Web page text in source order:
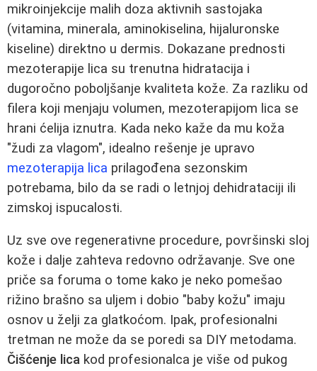
mikroinjekcije malih doza aktivnih sastojaka
(vitamina, minerala, aminokiselina, hijaluronske
kiseline) direktno u dermis. Dokazane prednosti
mezoterapije lica su trenutna hidratacija i
dugoročno poboljšanje kvaliteta kože. Za razliku od
filera koji menjaju volumen, mezoterapijom lica se
hrani ćelija iznutra. Kada neko kaže da mu koža
"žudi za vlagom", idealno rešenje je upravo
mezoterapija lica prilagođena sezonskim
potrebama, bilo da se radi o letnjoj dehidrataciji ili
zimskoj ispucalosti.
Uz sve ove regenerativne procedure, površinski sloj
kože i dalje zahteva redovno održavanje. Sve one
priče sa foruma o tome kako je neko pomešao
rižino brašno sa uljem i dobio "baby kožu" imaju
osnov u želji za glatkoćom. Ipak, profesionalni
tretman ne može da se poredi sa DIY metodama.
Čišćenje lica kod profesionalca je više od pukog